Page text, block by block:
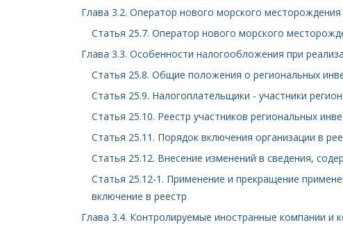
Глава 3.2. Оператор нового морского
Статья 25.7. Оператор нового морского
Глава 3.3. Особенности налогообложения при
Статья 25.8. Общие положения о региональных
Статья 25.9. Налогоплательщики - участники
Статья 25.10. Реестр участников региональных
Статья 25.11. Порядок включения организации в
Статья 25.12. Внесение изменений в сведения,
Статья 25.12-1. Применение и прекращение
включение в реестр
Глава 3.4. Контролируемые иностранные компании и